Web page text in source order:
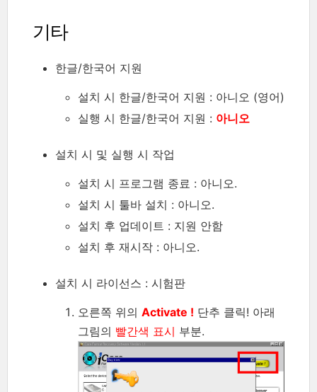
기타
한글/한국어 지원
설치 시 한글/한국어 지원 : 아니오 (영어)
실행 시 한글/한국어 지원 : 아니오
설치 시 및 실행 시 작업
설치 시 프로그램 종료 : 아니오.
설치 시 툴바 설치 : 아니오.
설치 후 업데이트 : 지원 안함
설치 후 재시작 : 아니오.
설치 시 라이선스 : 시험판
오른쪽 위의 Activate ! 단추 클릭! 아래
그림의 빨간색 표시 부분.